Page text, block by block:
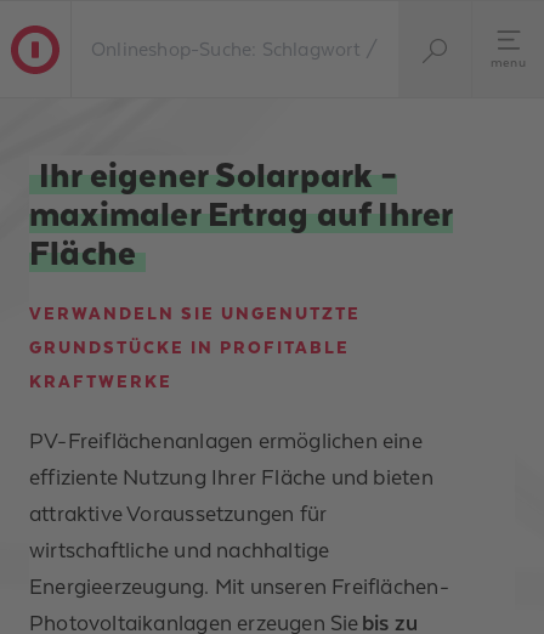
menu
Ihr eigener Solarpark –
maximaler Ertrag auf Ihrer
Fläche
VERWANDELN SIE UNGENUTZTE
GRUNDSTÜCKE IN PROFITABLE
KRAFTWERKE
PV-Freiflächenanlagen ermöglichen eine
effiziente Nutzung Ihrer Fläche und bieten
attraktive Voraussetzungen für
wirtschaftliche und nachhaltige
Energieerzeugung. Mit unseren Freiflächen-
Photovoltaikanlagen erzeugen Sie bis zu